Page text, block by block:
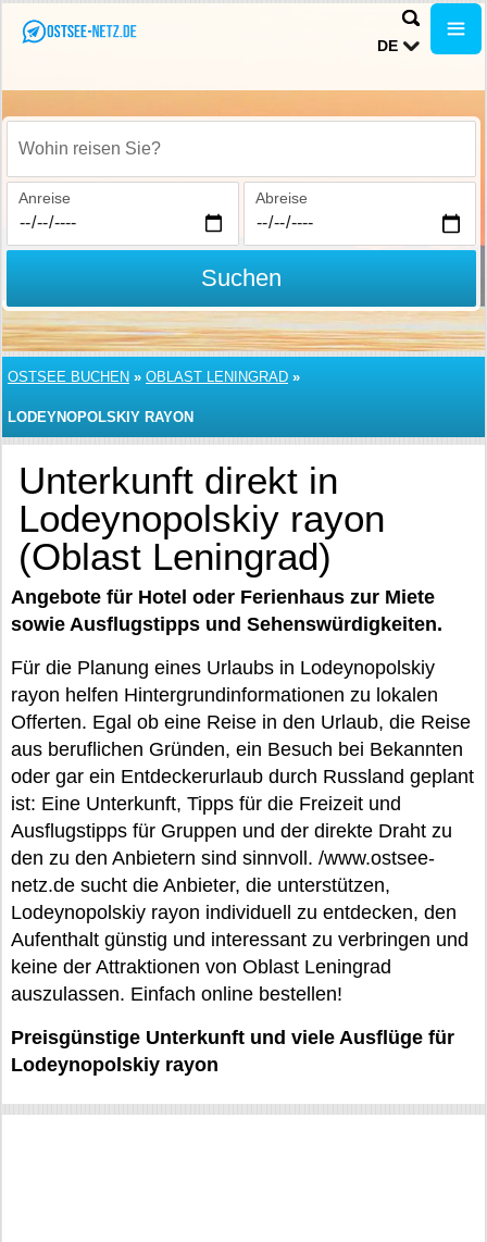
DE
Wohin reisen Sie?
Anreise Abreise
Suchen
OSTSEE BUCHEN » OBLAST LENINGRAD »
LODEYNOPOLSKIY RAYON
Unterkunft direkt in
Lodeynopolskiy rayon
(Oblast Leningrad)
Angebote für Hotel oder Ferienhaus zur Miete
sowie Ausflugstipps und Sehenswürdigkeiten.
Für die Planung eines Urlaubs in Lodeynopolskiy
rayon helfen Hintergrundinformationen zu lokalen
Offerten. Egal ob eine Reise in den Urlaub, die Reise
aus beruflichen Gründen, ein Besuch bei Bekannten
oder gar ein Entdeckerurlaub durch Russland geplant
ist: Eine Unterkunft, Tipps für die Freizeit und
Ausflugstipps für Gruppen und der direkte Draht zu
den zu den Anbietern sind sinnvoll. /www.ostsee-
netz.de sucht die Anbieter, die unterstützen,
Lodeynopolskiy rayon individuell zu entdecken, den
Aufenthalt günstig und interessant zu verbringen und
keine der Attraktionen von Oblast Leningrad
auszulassen. Einfach online bestellen!
Preisgünstige Unterkunft und viele Ausflüge für
Lodeynopolskiy rayon